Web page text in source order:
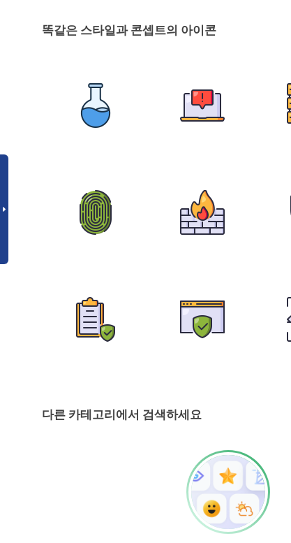
똑같은 스타일과 콘셉트의 아이콘
다른 카테고리에서 검색하세요